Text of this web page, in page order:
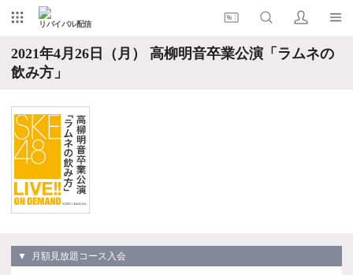
リバイバル配信
2021年4月26日（月） 高柳明音卒業公演「ラムネの
飲み方」
▼ 月額見放題コース入会